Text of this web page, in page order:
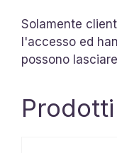
Solamente
l'accesso ed
possono